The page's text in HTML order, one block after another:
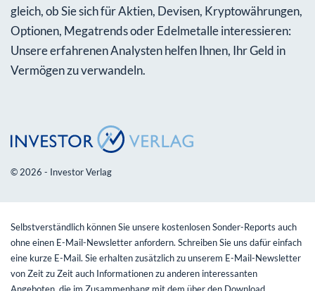
gleich, ob Sie sich für Aktien, Devisen, Kryptowährungen,
Optionen, Megatrends oder Edelmetalle interessieren:
Unsere erfahrenen Analysten helfen Ihnen, Ihr Geld in
Vermögen zu verwandeln.
© 2026 - Investor Verlag
Selbstverständlich können Sie unsere kostenlosen Sonder-Reports auch
ohne einen E-Mail-Newsletter anfordern. Schreiben Sie uns dafür einfach
eine kurze E-Mail. Sie erhalten zusätzlich zu unserem E-Mail-Newsletter
von Zeit zu Zeit auch Informationen zu anderen interessanten